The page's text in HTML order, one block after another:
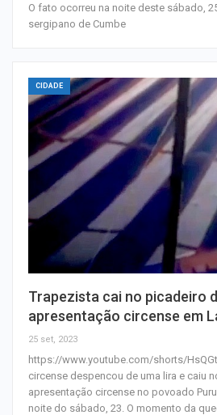
O fato ocorreu na noite deste sábado,
sergipano de Cumbe
CIDADE
Trapezista cai no picadeiro
apresentação circense em
25 set, 2023
https://www.youtube.com/shorts/
circense despencou de uma lira e caiu
apresentação circense no povoado
noite do sábado, 23. O momento da